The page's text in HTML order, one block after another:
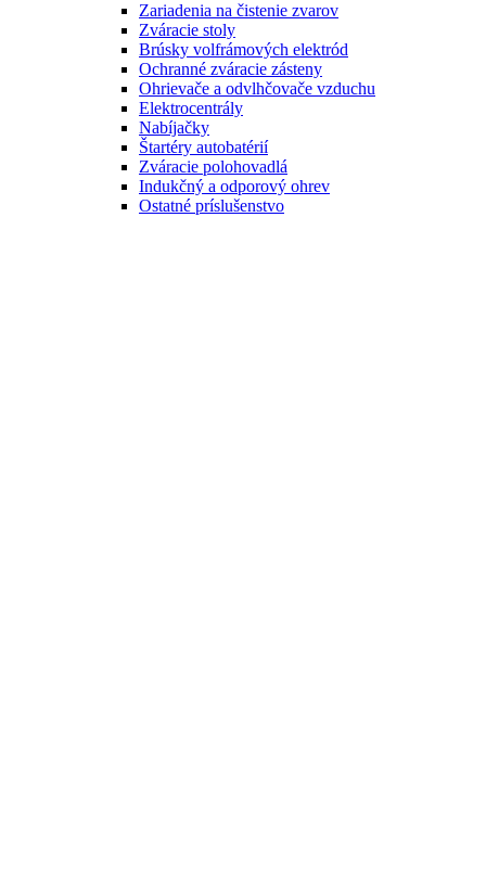
Zariadenia na čistenie zvarov
Zváracie stoly
Brúsky volfrámových elektród
Ochranné zváracie zásteny
Ohrievače a odvlhčovače vzduchu
Elektrocentrály
Nabíjačky
Štartéry autobatérií
Zváracie polohovadlá
Indukčný a odporový ohrev
Ostatné príslušenstvo